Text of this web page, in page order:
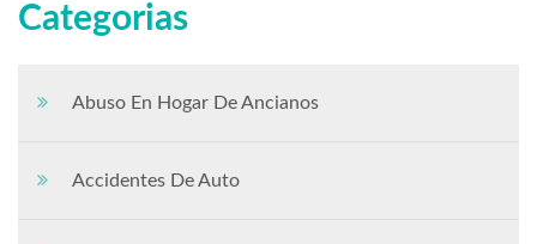
Categorias
Abuso En Hogar De Ancianos
Accidentes De Auto